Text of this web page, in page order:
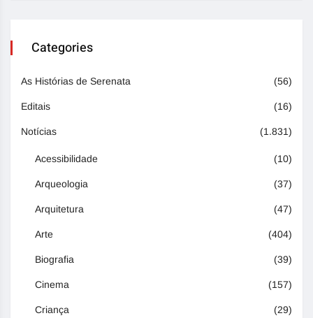
Categories
As Histórias de Serenata (56)
Editais (16)
Notícias (1.831)
Acessibilidade (10)
Arqueologia (37)
Arquitetura (47)
Arte (404)
Biografia (39)
Cinema (157)
Criança (29)